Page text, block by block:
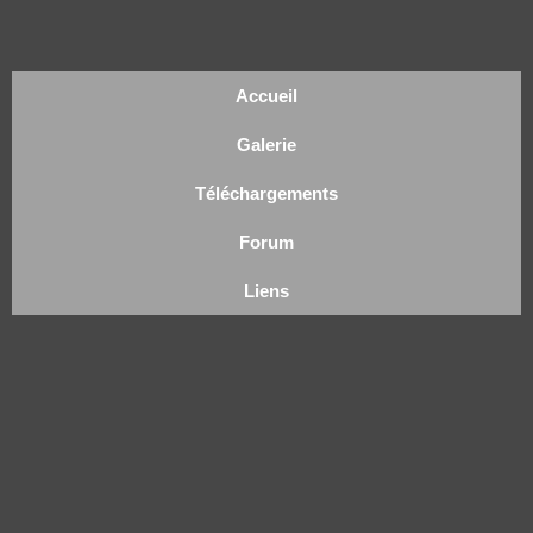
Accueil
Galerie
Téléchargements
Forum
Liens